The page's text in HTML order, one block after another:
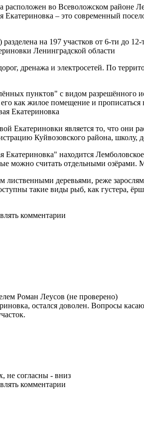
во Всеволожском районе
– это современный
на 197 участков от 6-ти до
Ленинградской области
дренажа и электросетей. По
пунктов" с видом разрешённого
как жилое помещение и
Екатериновка
Екатериновки является то, что они
Куйвозовского района, школу,
Екатериновка" находится
можно считать отдельными озёрами.
деревьями, реже
такие виды рыб, как густера,
комментарии
Роман Леусов (не проверено)
остался доволен. Вопросы
не согласны - вниз
комментарии